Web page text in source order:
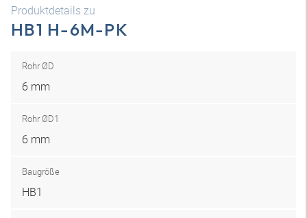
Produktdetails zu
HB1 H-6M-PK
Rohr ØD
6 mm
Rohr ØD1
6 mm
Baugröße
HB1